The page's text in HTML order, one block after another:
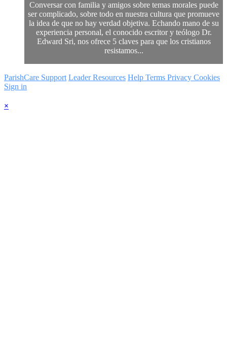
Conversar con familia y amigos sobre temas morales puede
ser complicado, sobre todo en nuestra cultura que promueve
la idea de que no hay verdad objetiva. Echando mano de su
experiencia personal, el conocido escritor y teólogo Dr.
Edward Sri, nos ofrece 5 claves para que los cristianos
resistamos...
ParishCare Support Leader Resources Help Terms Privacy Cookies
Sign in
×